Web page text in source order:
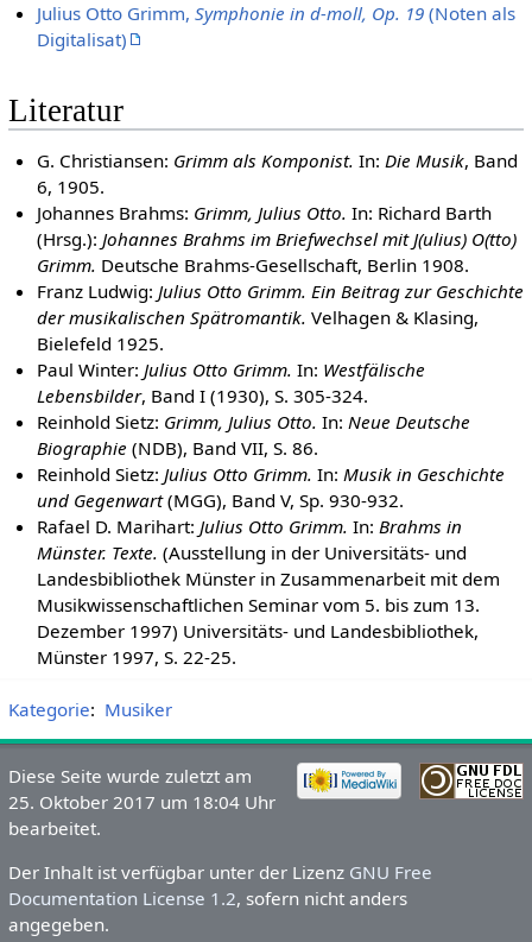
Julius Otto Grimm,Symphonie in d-moll, Op. 19 (Noten als
Digitalisat)
Literatur
G. Christiansen: Grimm als Komponist. In:Die Musik, Band
6, 1905.
Johannes Brahms: Grimm, Julius Otto. In: Richard Barth
(Hrsg.):Johannes Brahms im Briefwechsel mit J(ulius) O(tto)
Grimm. Deutsche Brahms-Gesellschaft, Berlin 1908.
Franz Ludwig:Julius Otto Grimm. Ein Beitrag zur Geschichte
der musikalischen Spätromantik. Velhagen & Klasing,
Bielefeld 1925.
Paul Winter:Julius Otto Grimm. In: Westfälische
Lebensbilder, Band I (1930), S. 305-324.
Reinhold Sietz: Grimm, Julius Otto. In:Neue Deutsche
Biographie (NDB), Band VII, S. 86.
Reinhold Sietz:Julius Otto Grimm. In:Musik in Geschichte
und Gegenwart(MGG), Band V, Sp. 930-932.
Rafael D. Marihart:Julius Otto Grimm. In:Brahms in
Münster. Texte. (Ausstellung in der Universitäts- und
Landesbibliothek Münster in Zusammenarbeit mit dem
Musikwissenschaftlichen Seminar vom 5. bis zum 13.
Dezember 1997) Universitäts- und Landesbibliothek,
Münster 1997, S. 22-25.
Kategorie: Musiker
Diese Seite wurde zuletzt am
25. Oktober 2017 um 18:04 Uhr
bearbeitet.
Der Inhalt ist verfügbar unter der Lizenz GNU Free
Documentation License 1.2, sofern nicht anders
angegeben.